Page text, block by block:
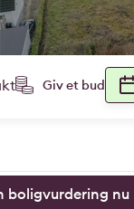
Giv et bud
boligvurdering nu